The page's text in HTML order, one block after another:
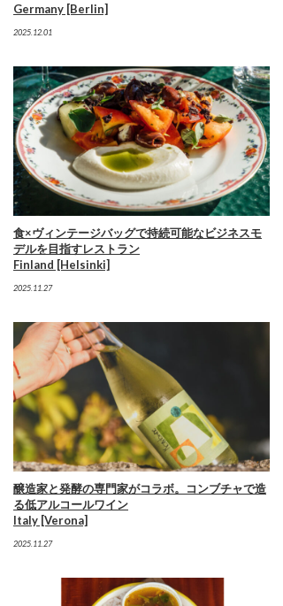
Germany [Berlin]
2025.12.01
食×ヴィンテージバッグで持続可能なビジネスモ
デルを目指すレストラン
Finland [Helsinki]
2025.11.27
醸造家と発酵の専門家がコラボ。コンブチャで造
る低アルコールワイン
Italy [Verona]
2025.11.27